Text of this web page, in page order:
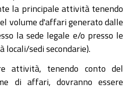
la principale attività tenendo
volume d'affari generato dalle
la sede legale e/o presso le
locali/sedi secondarie).
attività, tenendo conto del
di affari, dovranno essere